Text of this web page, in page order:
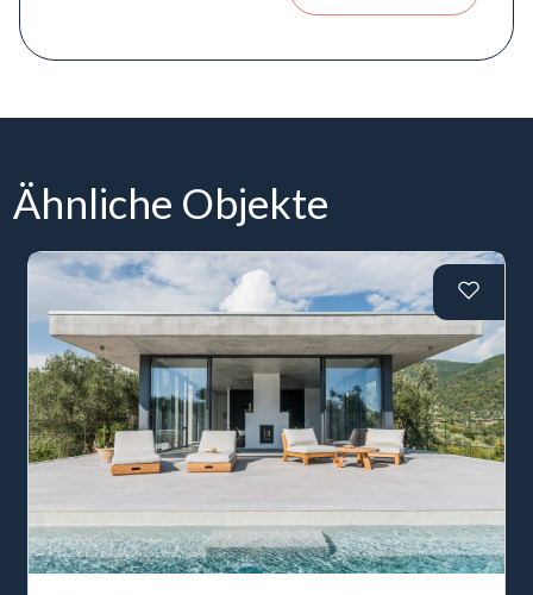
Ähnliche Objekte